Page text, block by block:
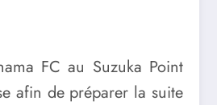
FC au Suzuka Point
afin de préparer la suite